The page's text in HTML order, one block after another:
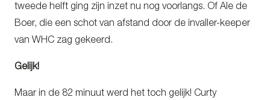
tweede helft ging zijn inzet nu nog voorlangs. Of Ale de
Boer, die een schot van afstand door de invaller-keeper
van WHC zag gekeerd.
Gelijk!
Maar in de 82 minuut werd het toch gelijk! Curty